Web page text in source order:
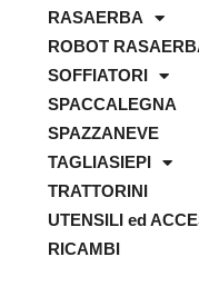
RASAERBA
ROBOT
SOFFIATORI
SPACCALEGNA
SPAZZANEVE
TAGLIASIEPI
TRATTORINI
UTENSILI ed
RICAMBI